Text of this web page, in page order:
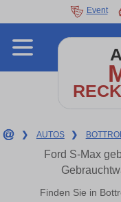
Event
❯ AUTOS ❯
Ford S-Max
Finden Sie in